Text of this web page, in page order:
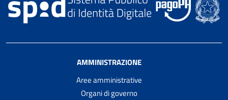
AMMINISTRAZIONE
Aree amministrative
Organi di governo